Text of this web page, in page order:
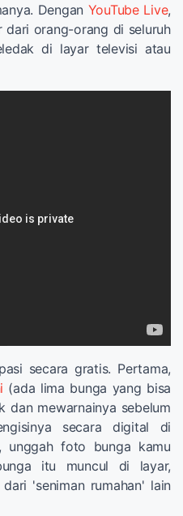
Dengan YouTube Live,
dari orang-orang di seluruh
di layar televisi atau
secara gratis. Pertama,
(ada lima bunga yang bisa
dan mewarnainya sebelum
secara digital di
unggah foto bunga kamu
itu muncul di layar,
'seniman rumahan' lain